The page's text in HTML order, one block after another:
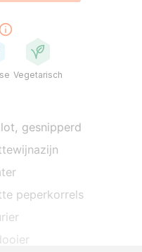
Vegetarisch
, gesnipperd
peperkorrels